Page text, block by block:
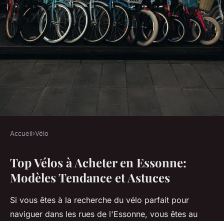
Top vélos à acheter en essonne
: modèles tendance et astuces
Louise•10 mars 2025•5 min de lecture
Accueil›Vélo
Top Vélos à Acheter en Essonne:
Modèles Tendance et Astuces
Si vous êtes à la recherche du vélo parfait pour
naviguer dans les rues de l'Essonne, vous êtes au